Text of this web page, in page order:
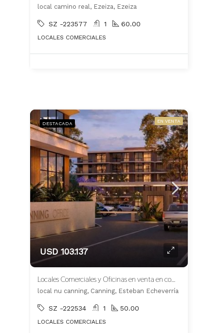
local camino real, Ezeiza, Ezeiza
SZ -223577 1 60.00
LOCALES COMERCIALES
DESTACADA EN VENTA
USD 103.137
Locales Comerciales y Oficinas en venta en complejo NÜ Canning
local nu canning, Canning, Esteban Echeverría
SZ -222534 1 50.00
LOCALES COMERCIALES